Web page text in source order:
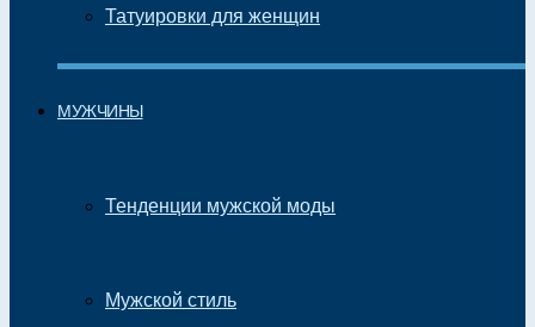
Татуировки для женщин
МУЖЧИНЫ
Тенденции мужской моды
Мужской стиль